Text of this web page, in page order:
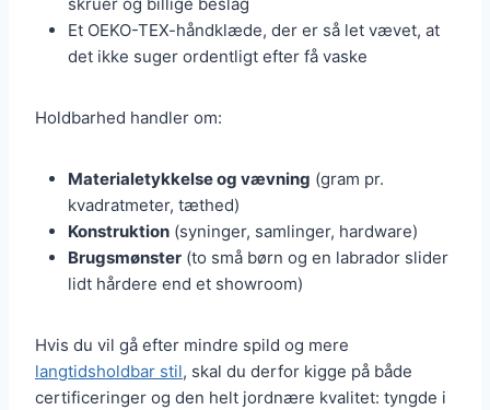
skruer og billige beslag
Et OEKO-TEX-håndklæde, der er så let vævet, at
det ikke suger ordentligt efter få vaske
Holdbarhed handler om:
Materialetykkelse og vævning (gram pr.
kvadratmeter, tæthed)
Konstruktion (syninger, samlinger, hardware)
Brugsmønster (to små børn og en labrador slider
lidt hårdere end et showroom)
Hvis du vil gå efter mindre spild og mere
langtidsholdbar stil, skal du derfor kigge på både
certificeringer og den helt jordnære kvalitet: tyngde i